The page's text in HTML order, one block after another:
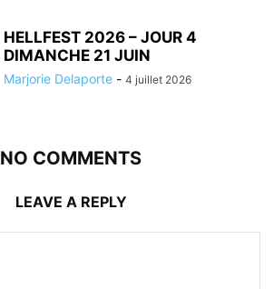
HELLFEST 2026 – JOUR 4
DIMANCHE 21 JUIN
Marjorie Delaporte - 4 juillet 2026
NO COMMENTS
LEAVE A REPLY